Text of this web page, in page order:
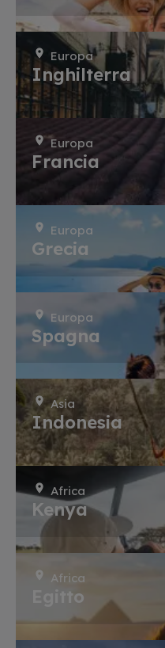
Europa
Inghilterra
Europa
Francia
Europa
Grecia
Europa
Spagna
Asia
Indonesia
Africa
Kenya
Africa
Egitto